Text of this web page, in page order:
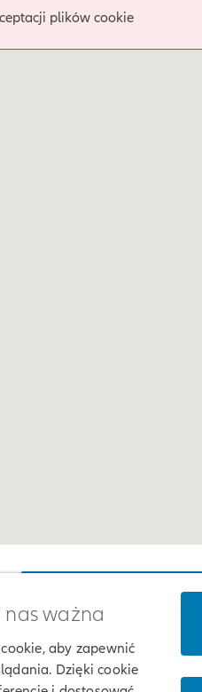
plików cookie
WYZNACZ TRASĘ
ważna
aby zapewnić
Dzięki cookie